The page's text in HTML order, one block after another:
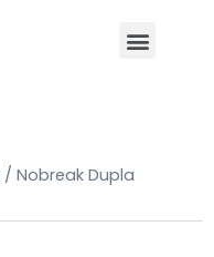
/ Nobreak Dupla